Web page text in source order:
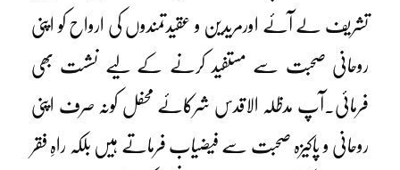
تشریف لے آئے اورمریدین و عقیدتمندوں کی ارواح کو اپنی
روحانی صحبت سے مستفید کرنے کے لیے نشست بھی
فرمائی۔آپ مدظلہ الاقدس شرکائے محفل کونہ صرف اپنی
روحانی و پاکیزہ صحبت سے فیضیاب فرماتے ہیں بلکہ راہِ فقر